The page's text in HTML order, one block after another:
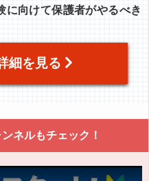
に向けて保護者がやるべき
細を見る
ネルもチェック！